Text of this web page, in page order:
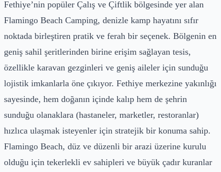
Fethiye’nin popüler Çalış ve Çiftlik bölgesinde yer alan
Flamingo Beach Camping, denizle kamp hayatını sıfır
noktada birleştiren pratik ve ferah bir seçenek. Bölgenin en
geniş sahil şeritlerinden birine erişim sağlayan tesis,
özellikle karavan gezginleri ve geniş aileler için sunduğu
lojistik imkanlarla öne çıkıyor. Fethiye merkezine yakınlığı
sayesinde, hem doğanın içinde kalıp hem de şehrin
sunduğu olanaklara (hastaneler, marketler, restoranlar)
hızlıca ulaşmak isteyenler için stratejik bir konuma sahip.
Flamingo Beach, düz ve düzenli bir arazi üzerine kurulu
olduğu için tekerlekli ev sahipleri ve büyük çadır kuranlar